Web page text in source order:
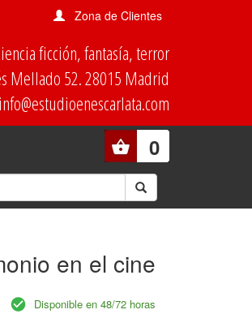
Zona de Clientes
ficción, fantasía, terror
Mellado 52. 28015 Madrid
0
en el cine
Disponible en 48/72 horas